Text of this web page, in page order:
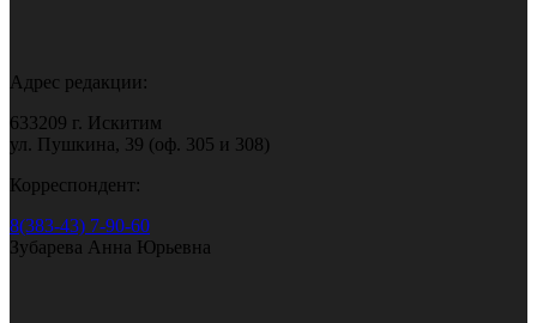
Адрес редакции:
633209 г. Искитим
ул. Пушкина, 39 (оф. 305 и 308)
Корреспондент:
8(383-43) 7-90-60
Зубарева Анна Юрьевна